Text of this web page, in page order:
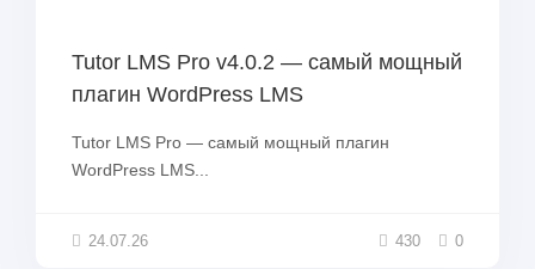
Tutor LMS Pro v4.0.2 — самый мощный
плагин WordPress LMS
Tutor LMS Pro — самый мощный плагин
WordPress LMS...
24.07.26 430 0